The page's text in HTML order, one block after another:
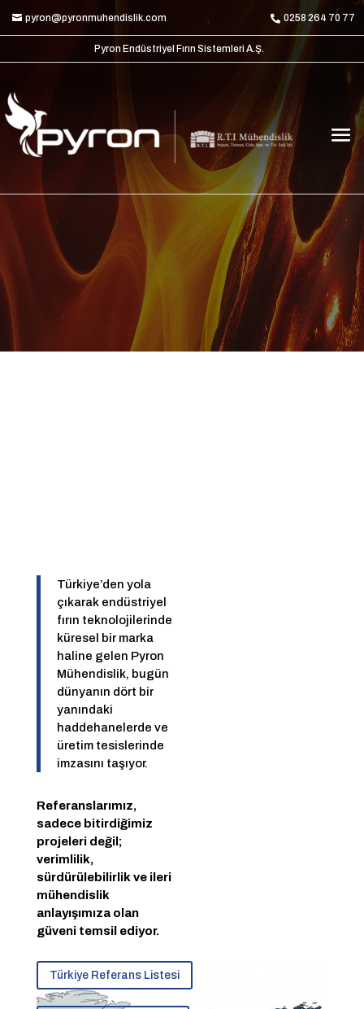
pyron@pyronmuhendislik.com 0258 264 70 77
Pyron Endüstriyel Fırın Sistemleri A.Ş.
Türkiye’den yola
çıkarak endüstriyel
fırın teknolojilerinde
küresel bir marka
haline gelen Pyron
Mühendislik, bugün
dünyanın dört bir
yanındaki
haddehanelerde ve
üretim tesislerinde
imzasını taşıyor.
Referanslarımız,
sadece bitirdiğimiz
projeleri değil;
verimlilik,
sürdürülebilirlik ve ileri
mühendislik
anlayışımıza olan
güveni temsil ediyor.
Türkiye Referans Listesi